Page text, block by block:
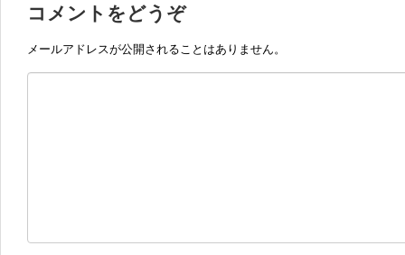
コメントをどうぞ
メールアドレスが公開されることはありません。